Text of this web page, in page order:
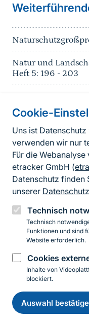
Cookie-
Uns ist
verwenden wir nur
Für die
etracker GmbH (
Datenschutz finden
unserer
Technisch
Technisch
Funktionen und sind
Website erforderlich.
Cookies
Inhalte von
blockiert.
Auswahl
Natur und
Heft 5: 196 - 203
Informationen
Fußzeile
Instagram
© 2026